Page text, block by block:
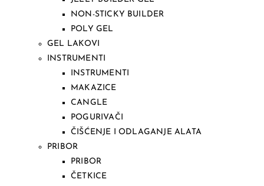
NON-STICKY BUILDER
POLY GEL
GEL LAKOVI
INSTRUMENTI
INSTRUMENTI
MAKAZICE
CANGLE
POGURIVAČI
ČIŠĆENJE I ODLAGANJE ALATA
PRIBOR
PRIBOR
ČETKICE